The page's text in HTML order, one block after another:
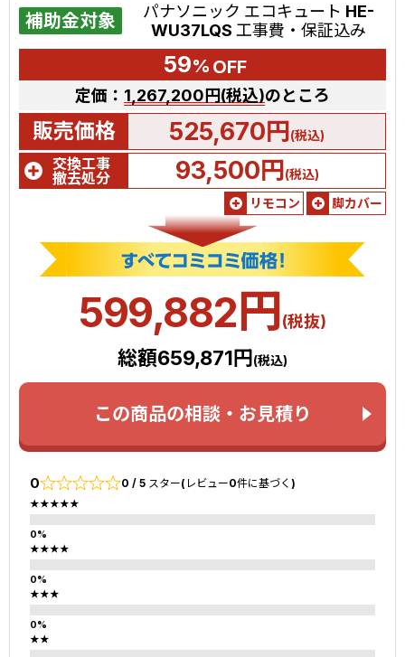
補助金対象
パナソニック エコキュート HE-
WU37LQS 工事費・保証込み
59% OFF
定価： 1,267,200円(税込)のところ
販売価格 525,670円(税込)
交換工事
撤去処分
93,500円(税込)
リモコン
脚カバー
599,882円(税抜)
総額659,871円(税込)
この商品の相談・お見積り
0 0 / 5 スター(レビュー0件に基づく)
★★★★★
★★★★
★★★
★★